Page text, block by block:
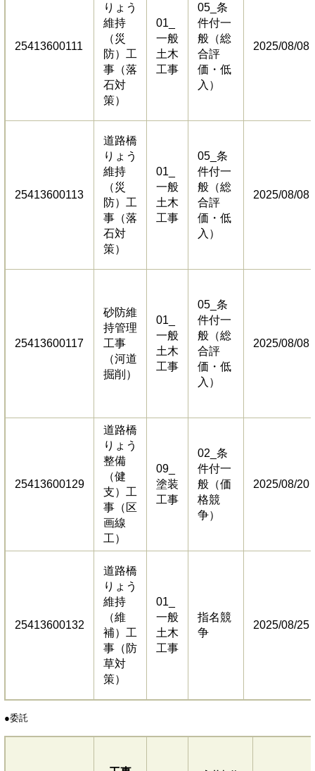
25413600111
りょう
維持
（災
防）工
事（落
石対
策）
01_
一般
土木
工事
05_条
件付一
般（総
合評
価・低
入）
2025/08/08
25413600113
道路橋
りょう
維持
（災
防）工
事（落
石対
策）
01_
一般
土木
工事
05_条
件付一
般（総
合評
価・低
入）
2025/08/08
25413600117
砂防維
持管理
工事
（河道
掘削）
01_
一般
土木
工事
05_条
件付一
般（総
合評
価・低
入）
2025/08/08
25413600129
道路橋
りょう
整備
（健
支）工
事（区
画線
工）
09_
塗装
工事
02_条
件付一
般（価
格競
争）
2025/08/20
25413600132
道路橋
りょう
維持
（維
補）工
事（防
草対
策）
01_
一般
土木
工事
指名競
争
2025/08/25
​●委託​